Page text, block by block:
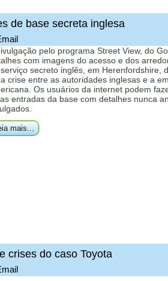
de base secreta inglesa
pelo programa Street View, do
com imagens do acesso e dos
secreto inglês, em Herenfordshire,
crise entre as autoridades inglesas e a
Os usuários da internet podem
entradas da base com detalhes nunca
mais...
crises do caso Toyota